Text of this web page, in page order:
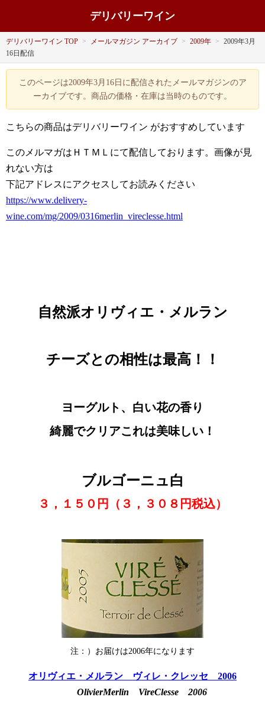
デリバリーワイン
デリバリーワイン TOP > メールマガジン アーカイブ > 2009年 > 2009年3月
16日配信
このページは2009年3月16日に配信されたメールマガジンのア
ーカイブです。商品の価格・在庫は当時のものです。
こちらの商品はデリバリーワイン がおすすめしています
このメルマガはＨＴＭＬにて配信しております。画像が見
れない方は
下記アドレスにアクセスしてお読みください
https://www.delivery-
wine.com/mg/2009/0316merlin_vireclesse.html
自然派オリヴィエ・メルラン
チーズとの相性は最高！！
ヨーグルト、白い花の香り
綺麗でクリアこれは美味しい！
ブルゴーニュ白
３，１５０円（３，３０８円税込）
注：）お届けは2006年になります
オリヴィエ・メルラン ヴィレ・クレッセ 2006
OlivierMerlin VireClesse 2006